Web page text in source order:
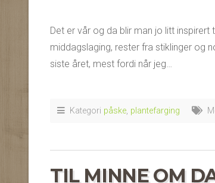
Det er vår og da blir man jo litt
middagslaging, rester fra stiklinger og
siste året, mest fordi når jeg…
Kategori påske, plantefarging
TIL MINNE OM